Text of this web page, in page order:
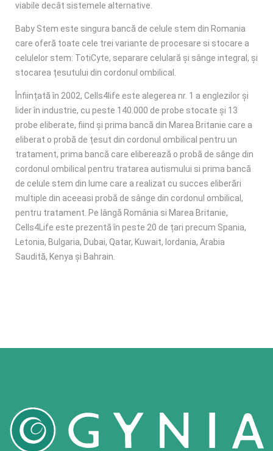
viabile decât sistemele alternative.
Baby Stem este singura bancă de celule stem din Romania
care oferă toate cele trei variante de procesare si stocare a
celulelor stem: TotiCyte, separare celulară și sânge integral, și
stocarea țesutului din cordonul ombilical.
Înființată în 2002, Cells4life este alegerea nr. 1 a englezilor şi
lider în industrie, cu peste 140.000 de probe stocate și 13
probe eliberate, fiind și prima bancă din Marea Britanie care a
eliberat o probă de țesut din cordonul ombilical pentru un
tratament, prima bancă care eliberează o probă de sânge din
cordonul ombilical pentru tratarea autismului si prima bancă
de celule stem din lume care a realizat cu succes eliberări
multiple din aceeasi probă de sânge din cordonul ombilical,
pentru tratament. Pe lângă România si Marea Britanie,
Cells4Life este prezentă în peste 20 de țari precum Spania,
Letonia, Bulgaria, Dubai, Qatar, Kuwait, Iordania, Arabia
Saudită, Kenya şi Bahrain.